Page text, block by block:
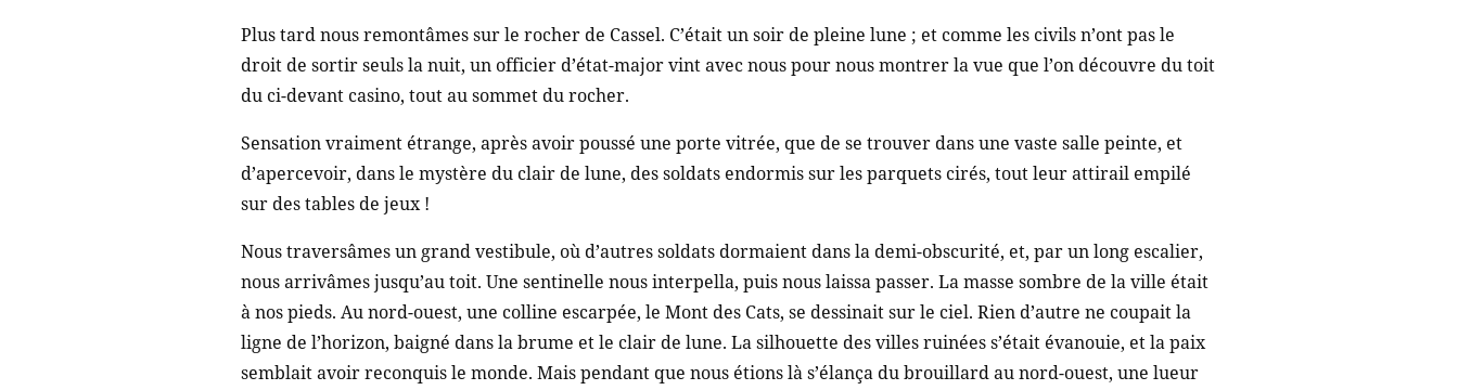
Plus tard nous remontâmes sur le rocher de Cassel. C’était un soir de pleine lune ; et comme les civils n’ont pas le
droit de sortir seuls la nuit, un officier d’état-major vint avec nous pour nous montrer la vue que l’on découvre du toit
du ci-devant casino, tout au sommet du rocher.
Sensation vraiment étrange, après avoir poussé une porte vitrée, que de se trouver dans une vaste salle peinte, et
d’apercevoir, dans le mystère du clair de lune, des soldats endormis sur les parquets cirés, tout leur attirail empilé
sur des tables de jeux !
Nous traversâmes un grand vestibule, où d’autres soldats dormaient dans la demi-obscurité, et, par un long escalier,
nous arrivâmes jusqu’au toit. Une sentinelle nous interpella, puis nous laissa passer. La masse sombre de la ville était
à nos pieds. Au nord-ouest, une colline escarpée, le Mont des Cats, se dessinait sur le ciel. Rien d’autre ne coupait la
ligne de l’horizon, baigné dans la brume et le clair de lune. La silhouette des villes ruinées s’était évanouie, et la paix
semblait avoir reconquis le monde. Mais pendant que nous étions là s’élança du brouillard au nord-ouest, une lueur